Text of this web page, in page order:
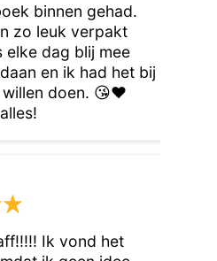
binnen gehad.
zo leuk verpakt
elke dag blij mee
en ik had het bij
willen doen. 😘❤️
Ik vond het